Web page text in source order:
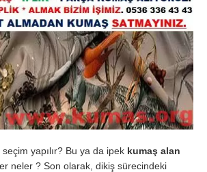
yapılır? Bu ya da ipek kumaş alan
neler ? Son olarak, dikiş sürecindeki